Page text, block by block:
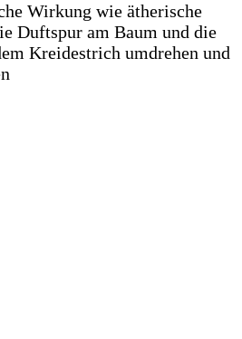
Wirkung wie ätherische
Duftspur am Baum und die
Kreidestrich umdrehen und